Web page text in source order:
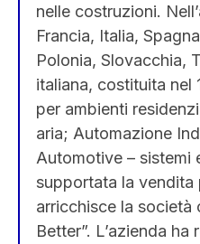
nelle costruzioni.
Francia, Italia,
Polonia, Slovacchia,
italiana, costituita nel
per ambienti
aria; Automazione
Automotive – sistemi
supportata la vendita
arricchisce la società
Better”. L’azienda